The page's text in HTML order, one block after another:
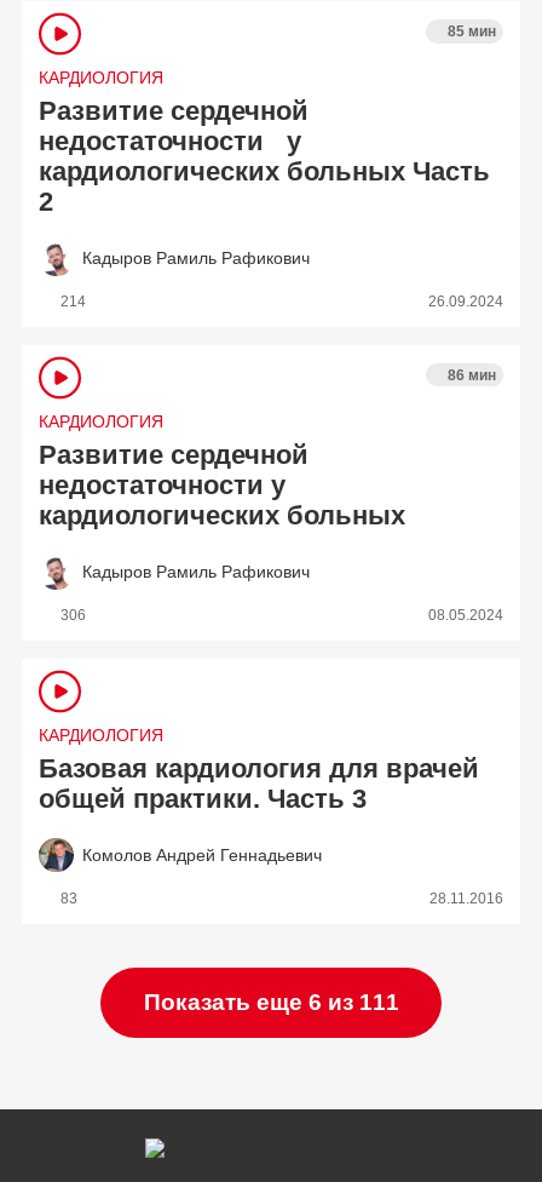
КАРДИОЛОГИЯ
85 мин
Развитие сердечной
недостаточности у
кардиологических больных Часть
2
Кадыров Рамиль Рафикович
214 26.09.2024
КАРДИОЛОГИЯ
86 мин
Развитие сердечной
недостаточности у
кардиологических больных
Кадыров Рамиль Рафикович
306 08.05.2024
КАРДИОЛОГИЯ
Базовая кардиология для врачей
общей практики. Часть 3
Комолов Андрей Геннадьевич
83 28.11.2016
Показать еще 6 из 111